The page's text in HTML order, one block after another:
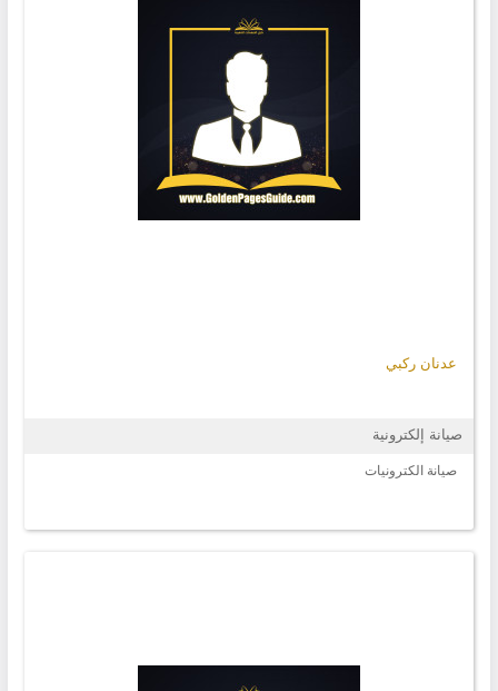
عدنان ركبي
صيانة إلكترونية
صيانة الكترونيات